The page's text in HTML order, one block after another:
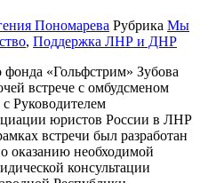
Пономарева Рубрика Мы
, Поддержка ЛНР и ДНР
фонда «Гольфстрим» Зубова
встрече с омбудсменом
Руководителем
юристов России в ЛНР
встречи был разработан
оказанию необходимой
консультации